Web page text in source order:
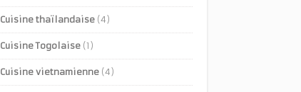
Cuisine thaïlandaise (4)
Cuisine Togolaise (1)
Cuisine vietnamienne (4)